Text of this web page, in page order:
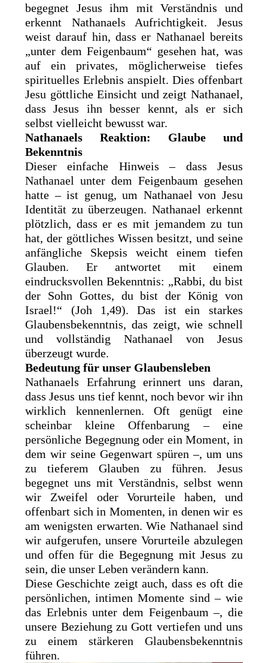
begegnet Jesus ihm mit Verständnis und
erkennt Nathanaels Aufrichtigkeit. Jesus
weist darauf hin, dass er Nathanael bereits
„unter dem Feigenbaum“ gesehen hat, was
auf ein privates, möglicherweise tiefes
spirituelles Erlebnis anspielt. Dies offenbart
Jesu göttliche Einsicht und zeigt Nathanael,
dass Jesus ihn besser kennt, als er sich
selbst vielleicht bewusst war.
Nathanaels Reaktion: Glaube und
Bekenntnis
Dieser einfache Hinweis – dass Jesus
Nathanael unter dem Feigenbaum gesehen
hatte – ist genug, um Nathanael von Jesu
Identität zu überzeugen. Nathanael erkennt
plötzlich, dass er es mit jemandem zu tun
hat, der göttliches Wissen besitzt, und seine
anfängliche Skepsis weicht einem tiefen
Glauben. Er antwortet mit einem
eindrucksvollen Bekenntnis: „Rabbi, du bist
der Sohn Gottes, du bist der König von
Israel!“ (Joh 1,49). Das ist ein starkes
Glaubensbekenntnis, das zeigt, wie schnell
und vollständig Nathanael von Jesus
überzeugt wurde.
Bedeutung für unser Glaubensleben
Nathanaels Erfahrung erinnert uns daran,
dass Jesus uns tief kennt, noch bevor wir ihn
wirklich kennenlernen. Oft genügt eine
scheinbar kleine Offenbarung – eine
persönliche Begegnung oder ein Moment, in
dem wir seine Gegenwart spüren –, um uns
zu tieferem Glauben zu führen. Jesus
begegnet uns mit Verständnis, selbst wenn
wir Zweifel oder Vorurteile haben, und
offenbart sich in Momenten, in denen wir es
am wenigsten erwarten. Wie Nathanael sind
wir aufgerufen, unsere Vorurteile abzulegen
und offen für die Begegnung mit Jesus zu
sein, die unser Leben verändern kann.
Diese Geschichte zeigt auch, dass es oft die
persönlichen, intimen Momente sind – wie
das Erlebnis unter dem Feigenbaum –, die
unsere Beziehung zu Gott vertiefen und uns
zu einem stärkeren Glaubensbekenntnis
führen.